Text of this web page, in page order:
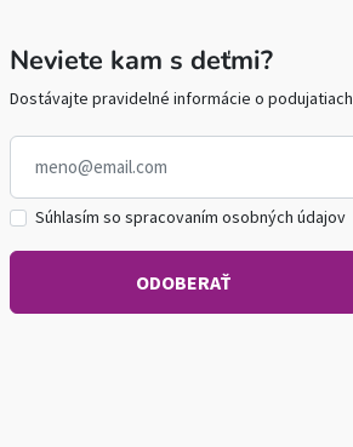
Neviete kam s deťmi?
Dostávajte pravidelné informácie o podujatiach
Súhlasím so spracovaním osobných údajov